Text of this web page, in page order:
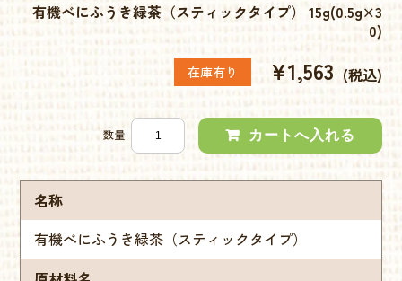
有機べにふうき緑茶（スティックタイプ） 15g(0.5g×3
0)
在庫有り ¥1,563 (税込)
数量
名称
有機べにふうき緑茶（スティックタイプ）